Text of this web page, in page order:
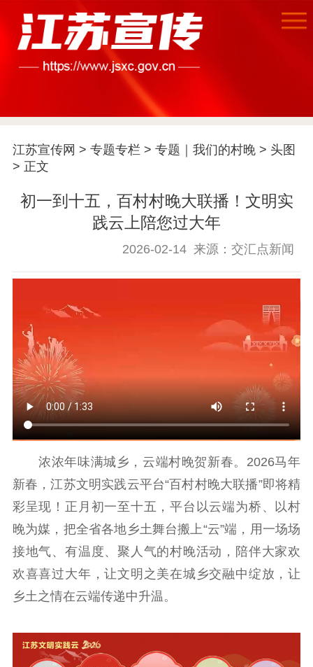
通知公告 信息公开制度
信息公开指南
信息公开年度报
告
政策法规
工作动态
理论武装
理论学习 宣传宣讲 研究阐释
哲学社科
社科强省 工作通知
新闻宣传
江苏宣传网 > 专题专栏 > 专题｜我们的村晚> 头图
> 正文
初一到十五，百村村晚大联播！文明实
践云上陪您过大年
2026-02-14 来源：交汇点新闻
浓浓年味满城乡，云端村晚贺新春。2026马年
新春，江苏文明实践云平台“百村村晚大联播”即将精
彩呈现！正月初一至十五，平台以云端为桥、以村
晚为媒，把全省各地乡土舞台搬上“云”端，用一场场
接地气、有温度、聚人气的村晚活动，陪伴大家欢
欢喜喜过大年，让文明之美在城乡交融中绽放，让
乡土之情在云端传递中升温。